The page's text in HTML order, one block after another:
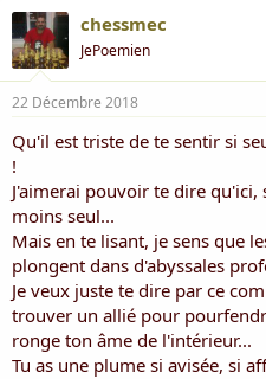
Entériner tous
Utiliser les
Laisser la vérité
Avec les années qui
Viendra le temps
Ecrire ! coucher sur
Croire enfin que je
pour
chessmec
JePoemien
22 Décembre 2018
Qu'il est triste de te sentir si
!
J'aimerai pouvoir te dire
moins seul...
Mais en te lisant, je sens que
plongent dans d'abyssales
Je veux juste te dire par ce
trouver un allié pour
ronge ton âme de l'intérieur...
Tu as une plume si avisée, si